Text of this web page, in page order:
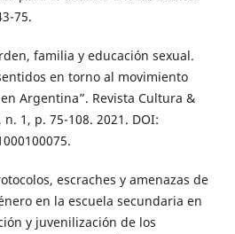
75.
familia y educación sexual.
en torno al movimiento
Argentina”. Revista Cultura &
1, p. 75-108. 2021. DOI:
escraches y amenazas de
en la escuela secundaria en
y juvenilización de los